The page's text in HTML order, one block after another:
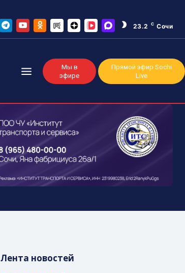
23.2 C Сочи
Мы в
эфире
Прямой эфир Sochi
Live
Лента новостей